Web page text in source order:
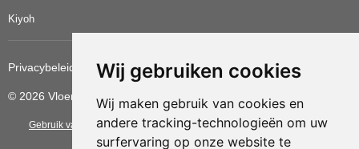
Wij gebruiken cookies
Wij maken gebruik van cookies en
andere tracking-technologieën om uw
surfervaring op onze website te
Kiyoh
Privacybeleid Cookiebeleid Update cookies voorkeuren
© 2026 Vloerbedekkingvoordelig
Gebruik van deze site betekent dat u dealgemene voorwaarden van CBW